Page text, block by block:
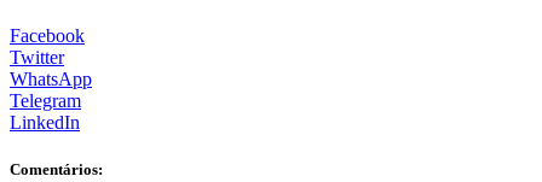
Facebook
Twitter
WhatsApp
Telegram
LinkedIn
Comentários: